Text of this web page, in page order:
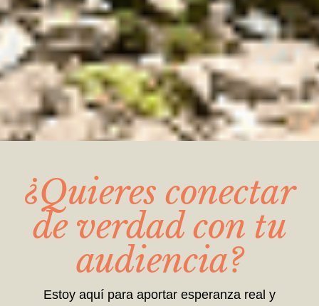
¿Quieres conectar
de verdad con tu
audiencia?
Estoy aquí para aportar esperanza real y